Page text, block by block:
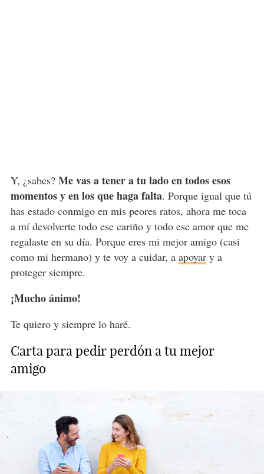
Y, ¿sabes?Me vas a tener a tu lado en todos esos
momentos y en los que haga falta. Porque igual que tú
has estado conmigo en mis peores ratos, ahora me toca
a mí devolverte todo ese cariño y todo ese amor que me
regalaste en su día. Porque eres mi mejor amigo (casi
como mi hermano) y te voy a cuidar, a apoyary a
proteger siempre.
¡Mucho ánimo!
Te quiero y siempre lo haré.
Carta para pedir perdón a tu mejor
amigo